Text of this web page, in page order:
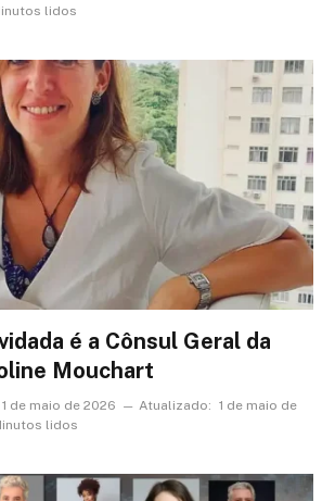
lidos
é a Cônsul Geral da
Mouchart
1 de maio de 2026 Atualizado: 1 de maio de
lidos